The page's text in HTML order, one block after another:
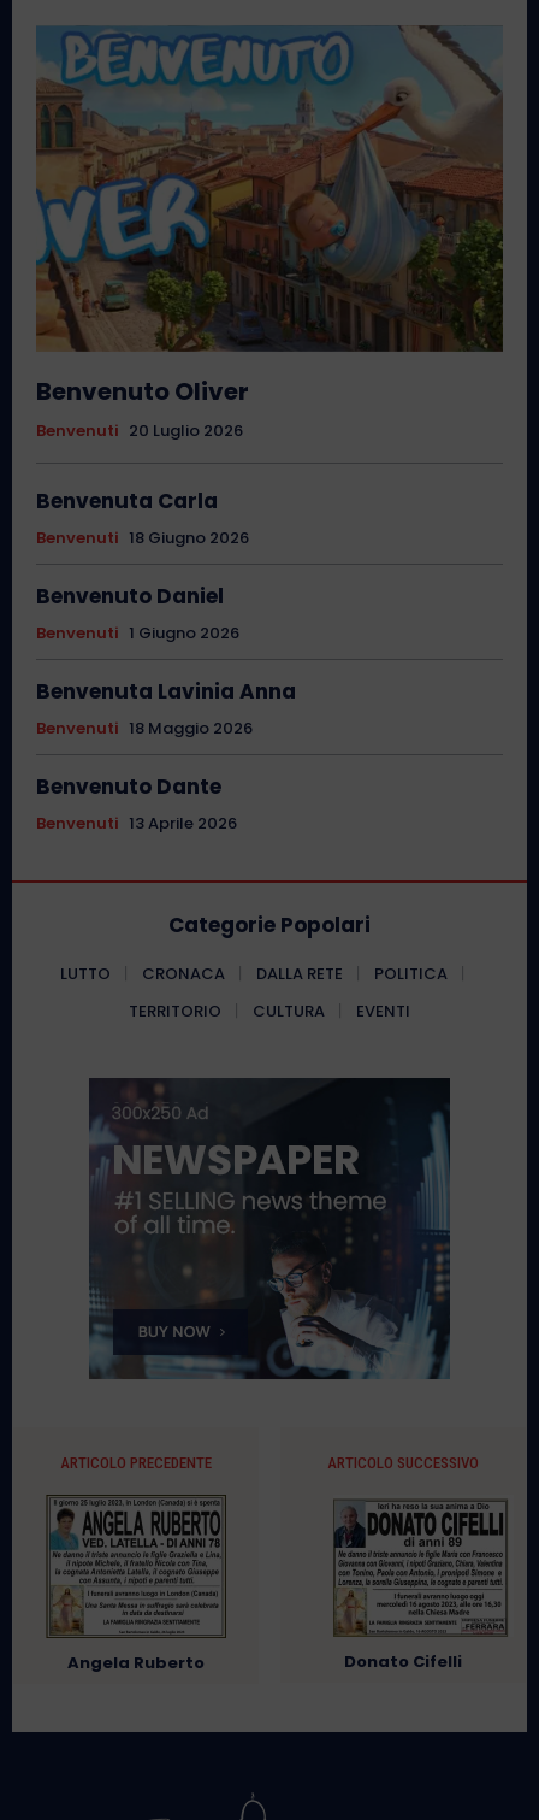
Benvenuto Oliver
Benvenuti 20 Luglio 2026
Benvenuta Carla
Benvenuti 18 Giugno 2026
Benvenuto Daniel
Benvenuti 1 Giugno 2026
Benvenuta Lavinia Anna
Benvenuti 18 Maggio 2026
Benvenuto Dante
Benvenuti 13 Aprile 2026
Categorie Popolari
LUTTO CRONACA DALLA RETE
POLITICA
TERRITORIO
CULTURA EVENTI
ARTICOLO PRECEDENTE
Angela Ruberto
ARTICOLO SUCCESSIVO
Donato Cifelli